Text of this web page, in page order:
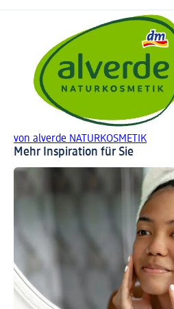
von alverde NATURKOSMETIK
Mehr Inspiration für Sie